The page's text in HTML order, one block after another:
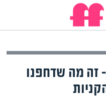
זה מה שדחפנו